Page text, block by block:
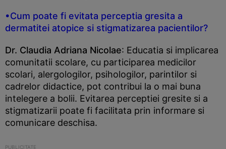
•Cum poate fi evitata perceptia gresita a
dermatitei atopice si stigmatizarea pacientilor?
Dr. Claudia Adriana Nicolae: Educatia si implicarea
comunitatii scolare, cu participarea medicilor
scolari, alergologilor, psihologilor, parintilor si
cadrelor didactice, pot contribui la o mai buna
intelegere a bolii. Evitarea perceptiei gresite si a
stigmatizarii poate fi facilitata prin informare si
comunicare deschisa.